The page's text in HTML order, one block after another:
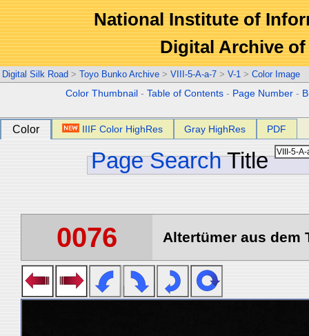
National Institute of
Digital Archive
Digital Silk Road > Toyo Bunko Archive > VIII-5-A-a-7 > V-1 > Color Image
Color Thumbnail -Table of Contents - Page Number -
Color IIIF Color HighRes Gray HighRes PDF
Page Search Title
0076 Altertümer aus dem